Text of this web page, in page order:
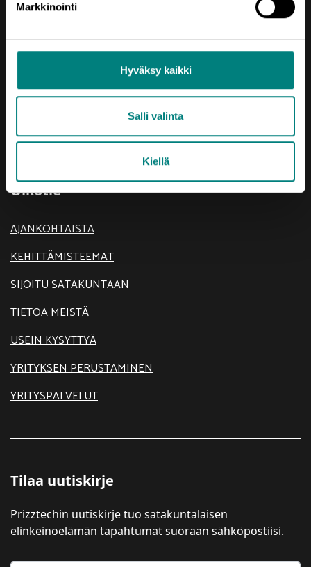
Markkinointi
Hyväksy kaikki
Salli valinta
Kiellä
Saavutettavuusseloste
Oikotie
AJANKOHTAISTA
KEHITTÄMISTEEMAT
SIJOITU SATAKUNTAAN
TIETOA MEISTÄ
USEIN KYSYTTYÄ
YRITYKSEN PERUSTAMINEN
YRITYSPALVELUT
Tilaa uutiskirje
Prizztechin uutiskirje tuo satakuntalaisen
elinkeinoelämän tapahtumat suoraan sähköpostiisi.